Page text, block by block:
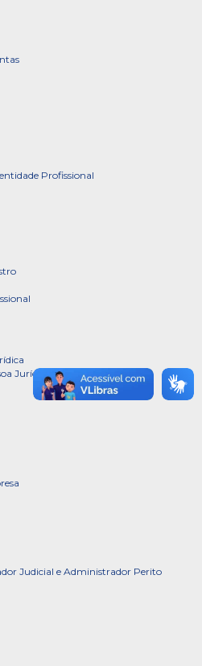
Profissional
Jurídica
Judicial e Administrador Perito